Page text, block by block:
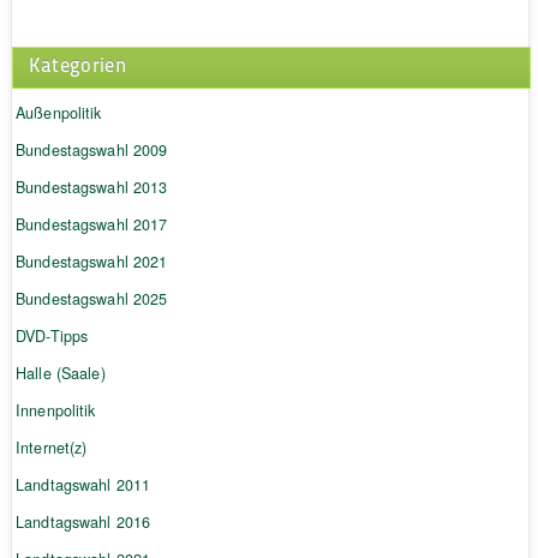
Kategorien
Außenpolitik
Bundestagswahl 2009
Bundestagswahl 2013
Bundestagswahl 2017
Bundestagswahl 2021
Bundestagswahl 2025
DVD-Tipps
Halle (Saale)
Innenpolitik
Internet(z)
Landtagswahl 2011
Landtagswahl 2016